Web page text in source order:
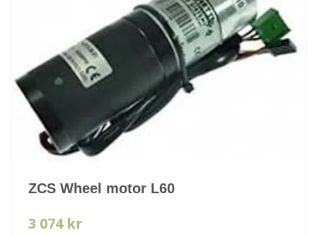
ZCS Wheel motor L60
3 074 kr